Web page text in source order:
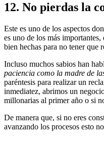
12. No pierdas la
Este es uno de los aspectos
es uno de los más importantes,
bien hechas para no tener que
Incluso muchos sabios han
paciencia como la madre de
paréntesis para realizar un
inmediatez, abrimos un
millonarias al primer año o si
De manera que, si no eres
avanzando los procesos esto